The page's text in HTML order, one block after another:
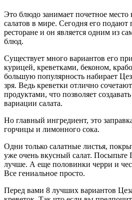
Это блюдо занимает почетное
салатов в мире. Сегодня его
ресторане и он является одним из
блюд.
Существует много вариантов его
курицей, креветками, беконом,
большую популярность набирает
зря. Ведь креветки отлично
продуктами, что позволяет
вариации салата.
Но главный ингредиент, это
горчицы и лимонного сока.
Одни только салатные листья,
уже очень вкусный салат. Посыпьте
лучше. А еще половинки черри и
Все гениальное просто.
Перед вами 8 лучших вариантов